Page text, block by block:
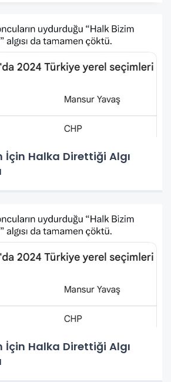
İçin Halka Direttiği Algı
İçin Halka Direttiği Algı